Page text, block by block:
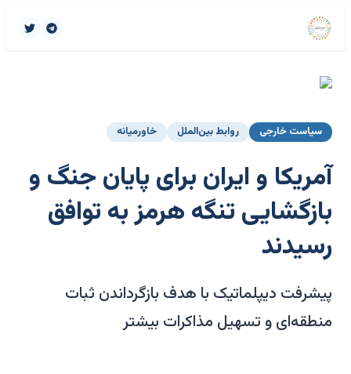
سیاست خارجی روابط بین‌الملل خاورمیانه
آمریکا و ایران برای پایان جنگ و
بازگشایی تنگه هرمز به توافق
رسیدند
پیشرفت دیپلماتیک با هدف بازگرداندن ثبات
منطقه‌ای و تسهیل مذاکرات بیشتر